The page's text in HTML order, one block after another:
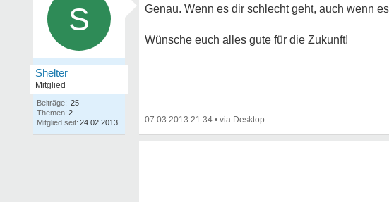
S
Shelter
Mitglied
Beiträge: 25
Themen: 2
Mitglied seit: 24.02.2013
Genau. Wenn es dir schlecht geht, auch wenn
Wünsche euch alles gute für die Zukunft!
07.03.2013 21:34 •